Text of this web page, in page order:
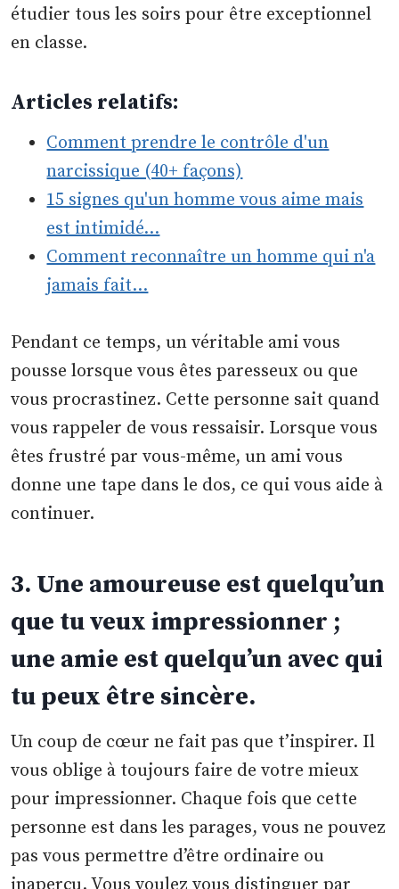
étudier tous les soirs pour être exceptionnel
en classe.
Articles relatifs:
Comment prendre le contrôle d'un
narcissique (40+ façons)
15 signes qu'un homme vous aime mais
est intimidé…
Comment reconnaître un homme qui n'a
jamais fait…
Pendant ce temps, un véritable ami vous
pousse lorsque vous êtes paresseux ou que
vous procrastinez. Cette personne sait quand
vous rappeler de vous ressaisir. Lorsque vous
êtes frustré par vous-même, un ami vous
donne une tape dans le dos, ce qui vous aide à
continuer.
3. Une amoureuse est quelqu’un
que tu veux impressionner ;
une amie est quelqu’un avec qui
tu peux être sincère.
Un coup de cœur ne fait pas que t’inspirer. Il
vous oblige à toujours faire de votre mieux
pour impressionner. Chaque fois que cette
personne est dans les parages, vous ne pouvez
pas vous permettre d’être ordinaire ou